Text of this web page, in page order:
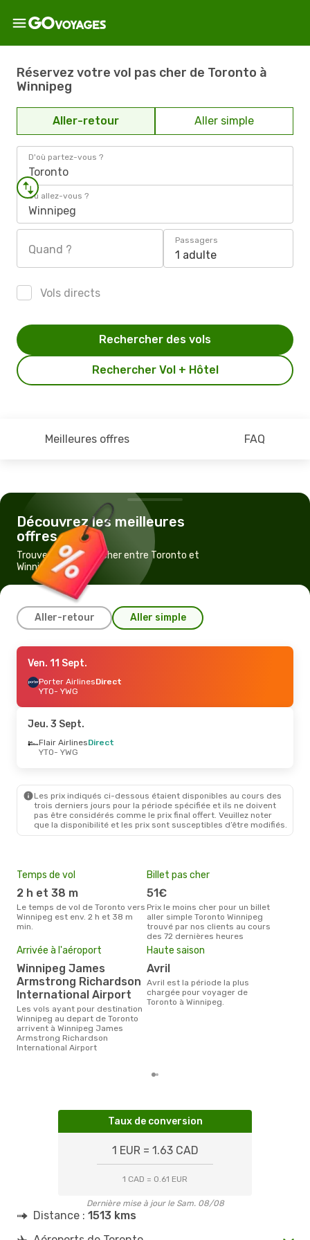
Réservez votre vol pas cher de Toronto à
Winnipeg
Aller-retour Aller simple
D'où partez-vous ?
Toronto
Où allez-vous ?
Winnipeg
Quand ?
Passagers
1 adulte
Vols directs
Rechercher Vol + Hôtel
Rechercher des vols
Meilleures offres FAQ
Découvrez les meilleures
offres
Trouvez un vol pas cher entre Toronto et
Winnipeg
Aller-retour Aller simple
Ven. 4 Sept.- Mar. 8 Sept.
Flair AirlinesDirect
YTO- YWG
YWG- YTO
Ven. 18 Sept.- Lun. 21 Sept.
- YTO
Sam. 3 Oct.- Mar. 6 Oct.
YWG- YTO
Jeu. 22 Oct.- Jeu. 29 Oct.
Flair Airlines Direct
YWG - YTO
Ven. 11 Sept.
Porter AirlinesDirect
YTO- YWG
Jeu. 3 Sept.
Flair AirlinesDirect
YTO- YWG
Les prix indiqués ci-dessous étaient disponibles au cours des
trois derniers jours pour la période spécifiée et ils ne doivent
pas être considérés comme le prix final offert. Veuillez noter
que la disponibilité et les prix sont susceptibles d’être modifiés.
Temps de vol
2 h et 38 m
Le temps de vol de Toronto vers
Winnipeg est env. 2 h et 38 m
min.
Billet pas cher
51€
Prix le moins cher pour un billet
aller simple Toronto Winnipeg
trouvé par nos clients au cours
des 72 dernières heures
Arrivée à l'aéroport
Winnipeg James
Armstrong Richardson
International Airport
Les vols ayant pour destination
Winnipeg au depart de Toronto
arrivent à Winnipeg James
Armstrong Richardson
International Airport
Haute saison
avril
avril est la période la plus
chargée pour voyager de
Toronto à Winnipeg.
Taux de conversion
1 EUR = 1.63 CAD
1 CAD = 0.61 EUR
Dernière mise à jour le Sam. 08/08
Distance : 1513 kms